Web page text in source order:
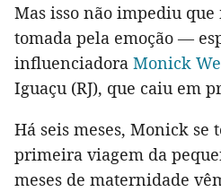
Mas isso não impediu que
tomada pela emoção —
influenciadora Monick
Iguaçu (RJ), que caiu em
Há seis meses, Monick se
primeira viagem da
meses de maternidade